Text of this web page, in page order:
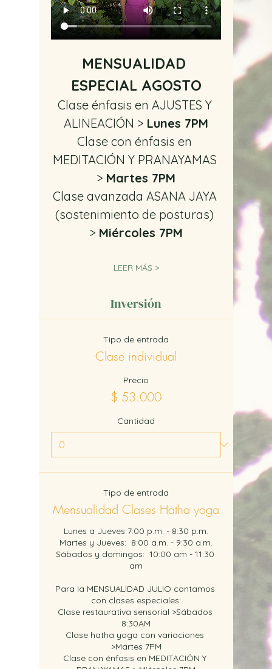
MENSUALIDAD
ESPECIAL AGOSTO
Clase énfasis en AJUSTES Y
ALINEACIÓN > Lunes 7PM
Clase con énfasis en
MEDITACIÓN Y PRANAYAMAS
> Martes 7PM
Clase avanzada ASANA JAYA
(sostenimiento de posturas)
> Miércoles 7PM
LEER MÁS >
Inversión
Tipo de entrada
Clase individual
Precio
$ 53.000
Cantidad
Tipo de entrada
Mensualidad Clases Hatha yoga
Lunes a Jueves 7:00 p.m. - 8:30 p.m.
Martes y Jueves:  8:00 a.m. - 9:30 a.m.
Sábados y domingos:  10:00 am - 11:30
am
Para la MENSUALIDAD JULIO contamos
con clases especiales:
Clase restaurativa sensorial >Sábados
8:30AM
Clase hatha yoga con variaciones
>Martes 7PM
Clase con énfasis en MEDITACIÓN Y